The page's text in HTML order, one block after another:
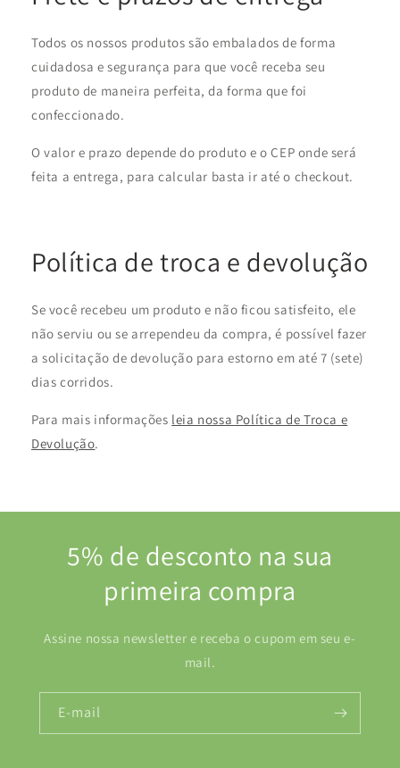
Todos os nossos produtos são embalados de forma
cuidadosa e segurança para que você receba seu
produto de maneira perfeita, da forma que foi
confeccionado.
O valor e prazo depende do produto e o CEP onde será
feita a entrega, para calcular basta ir até o checkout.
Política de troca e devolução
Se você recebeu um produto e não ficou satisfeito, ele
não serviu ou se arrependeu da compra, é possível fazer
a solicitação de devolução para estorno em até 7 (sete)
dias corridos.
Para mais informações leia nossa Política de Troca e
Devolução.
5% de desconto na sua
primeira compra
Assine nossa newsletter e receba o cupom em seu e-
mail.
E-mail